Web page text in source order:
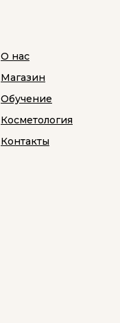
О нас
Магазин
Обучение
Косметология
Контакты